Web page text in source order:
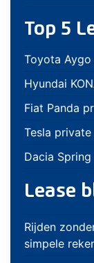
Top 5
Toyota
Hyundai
Fiat Panda
Tesla private
Dacia
Lease
Rijden
simpele